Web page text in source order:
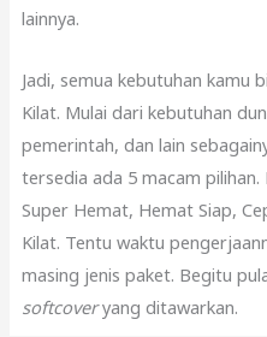
lainnya.
Jadi, semua kebutuhan kamu
Kilat. Mulai dari kebutuhan
pemerintah, dan lain
tersedia ada 5 macam
Super Hemat, Hemat Siap,
Kilat. Tentu waktu
masing jenis paket. Begitu
softcoveryang ditawarkan.